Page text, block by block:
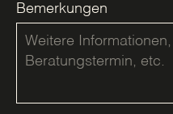
Bemerkungen